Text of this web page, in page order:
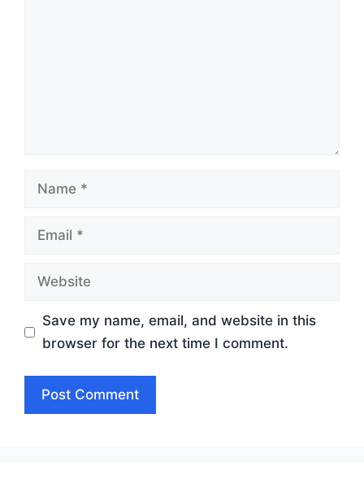
Name
Email
Website
Save my name, email, and website in this
browser for the next time I comment.